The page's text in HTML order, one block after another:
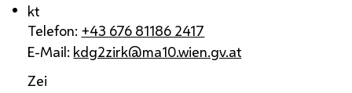
kt
Telefon: +43 676 81186 2417
E-Mail: kdg2zirk@ma10.wien.gv.at
Zei